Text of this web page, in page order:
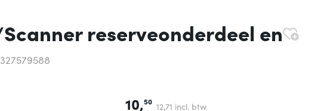
reserveonderdeel en
10,50 12,71 incl. btw